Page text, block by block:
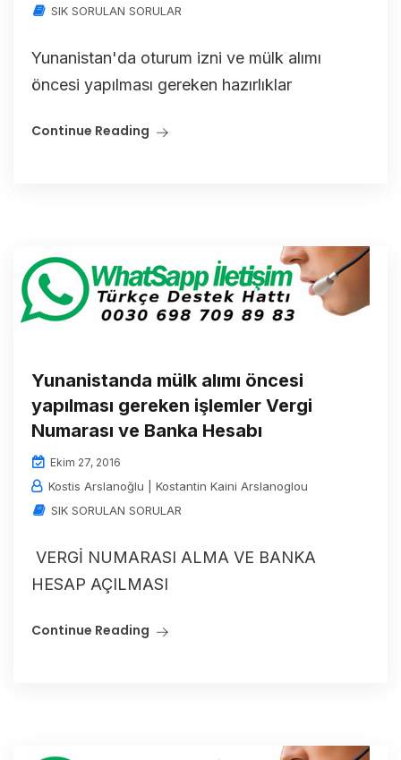
SIK SORULAN SORULAR
Yunanistan'da oturum izni ve mülk alımı
öncesi yapılması gereken hazırlıklar
Continue Reading
Yunanistanda mülk alımı öncesi
yapılması gereken işlemler Vergi
Numarası ve Banka Hesabı
Ekim 27, 2016
Kostis Arslanoğlu | Kostantin Kaini Arslanoglou
SIK SORULAN SORULAR
VERGİ NUMARASI ALMA VE BANKA
HESAP AÇILMASI
Continue Reading